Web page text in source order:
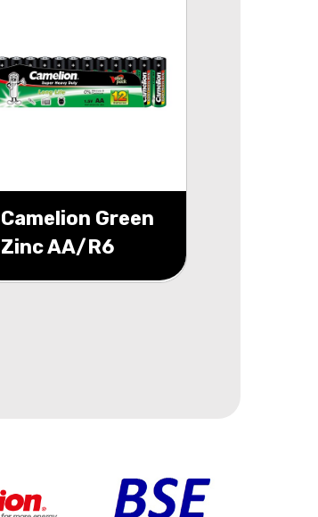
Camelion Green
Zinc AA/R6
schrink 12